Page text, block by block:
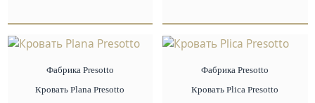
Фабрика Presotto
Кровать Plana Presotto
Фабрика Presotto
Кровать Plica Presotto